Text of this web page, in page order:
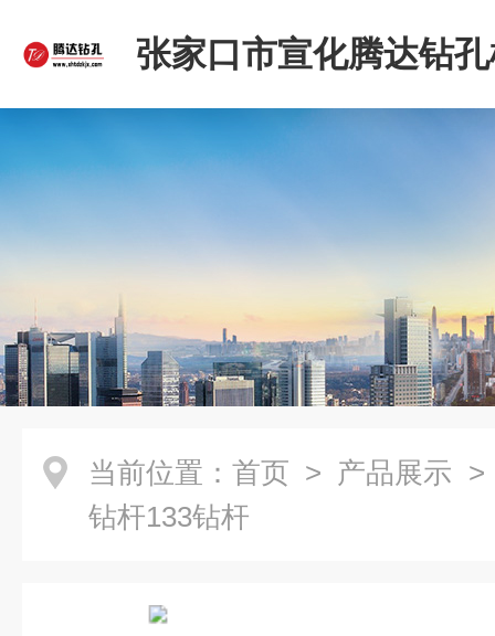
张家口市宣化腾达钻
限公司
当前位置： 首页 > 产品展示
钻杆133钻杆